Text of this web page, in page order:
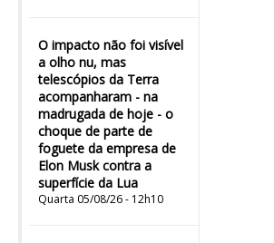
O impacto não foi visível
a olho nu, mas
telescópios da Terra
acompanharam - na
madrugada de hoje - o
choque de parte de
foguete da empresa de
Elon Musk contra a
superfície da Lua
Quarta 05/08/26 - 12h10